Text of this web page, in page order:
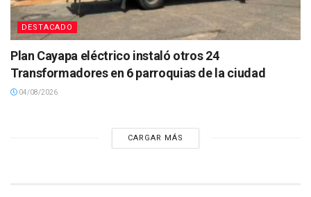
DESTACADO
Plan Cayapa eléctrico instaló otros 24
Transformadores en 6 parroquias de la ciudad
04/08/2026
CARGAR MÁS